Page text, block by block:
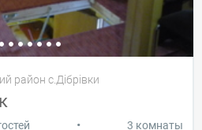
район с.Дібрівки
• 3 комнаты